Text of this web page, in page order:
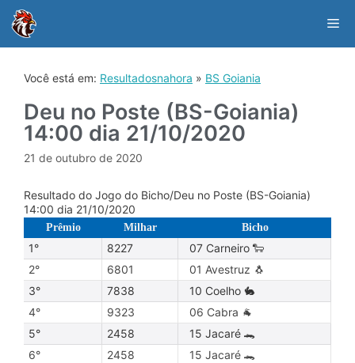
content
Você está em: Resultadosnahora » BS Goiania
Deu no Poste (BS-Goiania)
14:00 dia 21/10/2020
21 de outubro de 2020
Resultado do Jogo do Bicho/Deu no Poste (BS-Goiania)
14:00 dia 21/10/2020
Prêmio Milhar Bicho
1° 8227
07 Carneiro 🐑
2°
6801
01 Avestruz 🐧
3°
7838
10 Coelho 🐇
4°
9323
06 Cabra 🐐
5°
2458
15 Jacaré 🐊
6°
2458
15 Jacaré 🐊